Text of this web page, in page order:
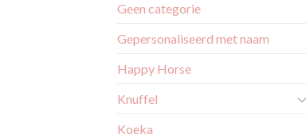
Geen categorie
Gepersonaliseerd met naam
Happy Horse
Knuffel
Koeka